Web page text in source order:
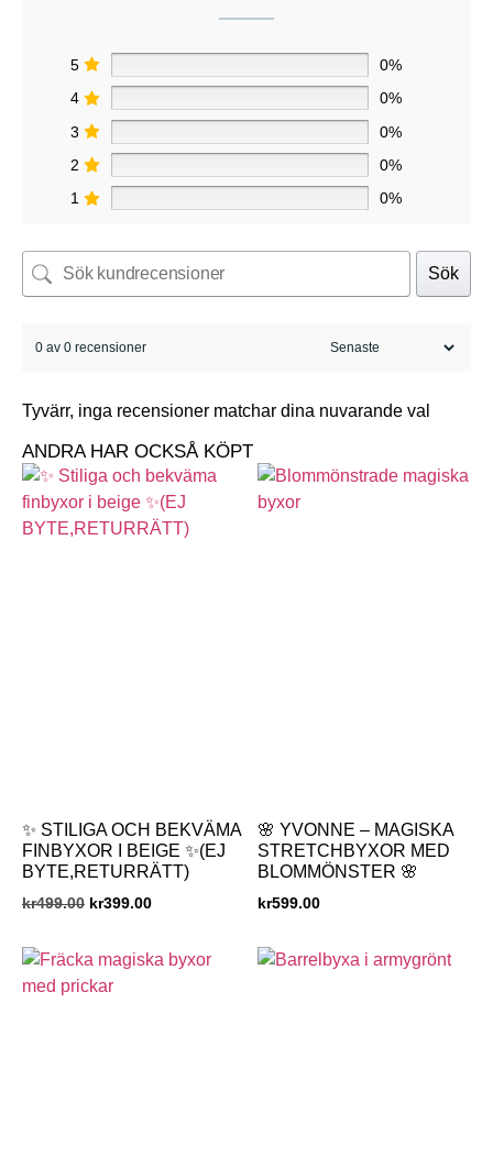
5
0%
4
0%
3
0%
2
0%
1
0%
Sök
0 av 0 recensioner
Tyvärr, inga recensioner matchar dina nuvarande val
ANDRA HAR OCKSÅ KÖPT
✨ STILIGA OCH BEKVÄMA
FINBYXOR I BEIGE ✨(EJ
BYTE,RETURRÄTT)
kr499.00 kr399.00
🌸 YVONNE – MAGISKA
STRETCHBYXOR MED
BLOMMÖNSTER 🌸
kr599.00